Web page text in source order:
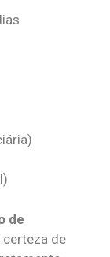
de
certeza de